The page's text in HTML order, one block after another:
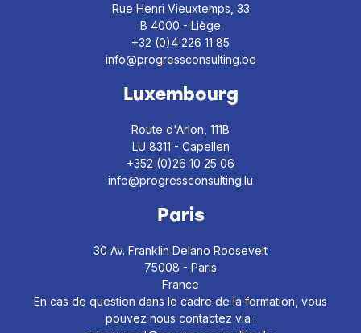
Rue Henri Vieuxtemps, 33
B 4000 - Liège
+32 (0)4 226 11 85
info@progressconsulting.be
Luxembourg
Route d'Arlon, 111B
LU 8311 - Capellen
+352 (0)26 10 25 06
info@progressconsulting.lu
Paris
30 Av. Franklin Delano Roosevelt
75008 - Paris
France
En cas de question dans le cadre de la formation, vous
pouvez nous contactez via :